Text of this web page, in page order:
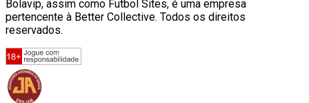
Bolavip, assim como Futbol Sites, é uma empresa
pertencente à Better Collective. Todos os direitos
reservados.